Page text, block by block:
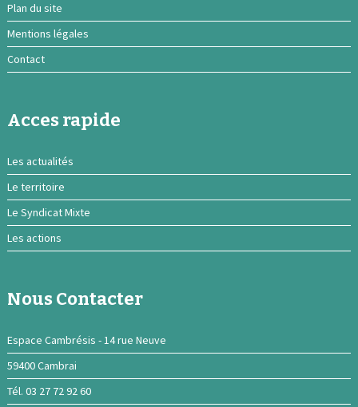
Plan du site
Mentions légales
Contact
Acces rapide
Les actualités
Le territoire
Le Syndicat Mixte
Les actions
Nous Contacter
Espace Cambrésis - 14 rue Neuve
59400 Cambrai
Tél. 03 27 72 92 60